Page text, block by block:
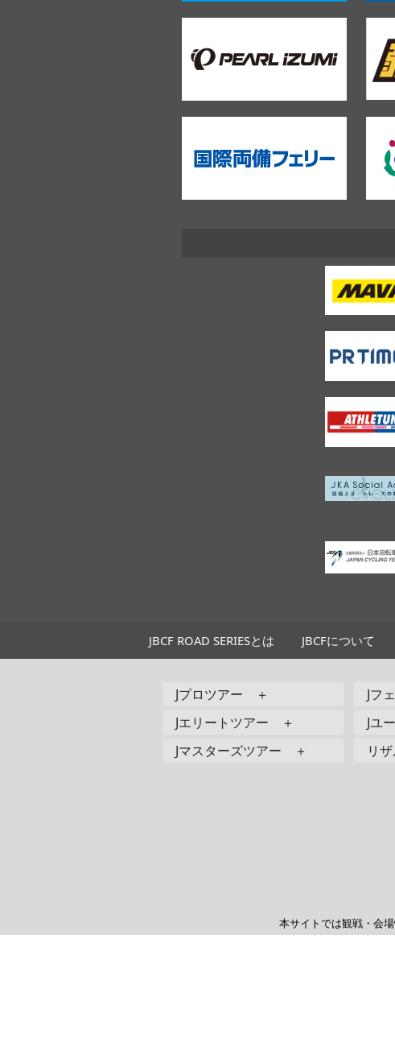
JBCF ROAD SERIESとは JBCFについて
Jプロツアー ＋
Jエリートツアー ＋
Jマスターズツアー ＋
Jフ
Jユ
リ
本サイトでは観戦・会